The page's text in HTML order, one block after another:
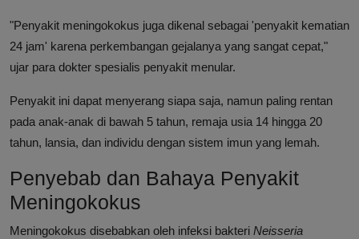
"Penyakit meningokokus juga dikenal sebagai 'penyakit kematian
24 jam' karena perkembangan gejalanya yang sangat cepat,"
ujar para dokter spesialis penyakit menular.
Penyakit ini dapat menyerang siapa saja, namun paling rentan
pada anak-anak di bawah 5 tahun, remaja usia 14 hingga 20
tahun, lansia, dan individu dengan sistem imun yang lemah.
Penyebab dan Bahaya Penyakit
Meningokokus
Meningokokus disebabkan oleh infeksi bakteri Neisseria